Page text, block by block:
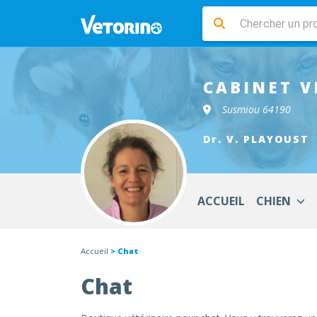
CABINET
Susmiou 64190
Dr. V. PLAYOUST
ACCUEIL CHIEN
Accueil > Chat
Chat